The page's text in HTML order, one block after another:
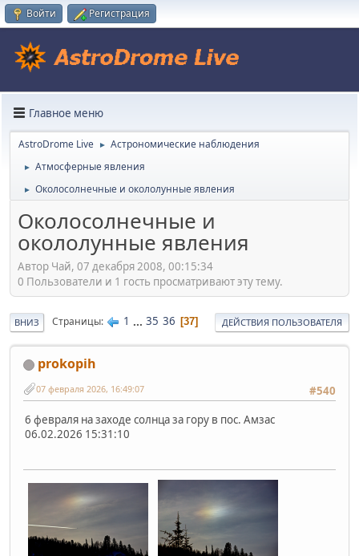
Войти Регистрация
Главное меню
AstroDrome Live ► Астрономические наблюдения
► Атмосферные явления
► Околосолнечные и окололунные явления
Околосолнечные и
окололунные явления
Автор Чай, 07 декабря 2008, 00:15:34
0 Пользователи и 1 гость просматривают эту тему.
ВНИЗ Страницы 1 ... 35 36 37 ДЕЙСТВИЯ ПОЛЬЗОВАТЕЛЯ
prokopih
#540
07 февраля 2026, 16:49:07
6 февраля на заходе солнца за гору в пос. Амзас
06.02.2026 15:31:10